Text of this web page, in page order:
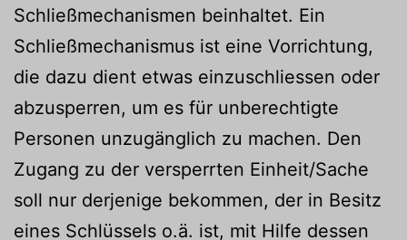
Schließmechanismen beinhaltet. Ein
Schließmechanismus ist eine Vorrichtung,
die dazu dient etwas einzuschliessen oder
abzusperren, um es für unberechtigte
Personen unzugänglich zu machen. Den
Zugang zu der versperrten Einheit/Sache
soll nur derjenige bekommen, der in Besitz
eines Schlüssels o.ä. ist, mit Hilfe dessen